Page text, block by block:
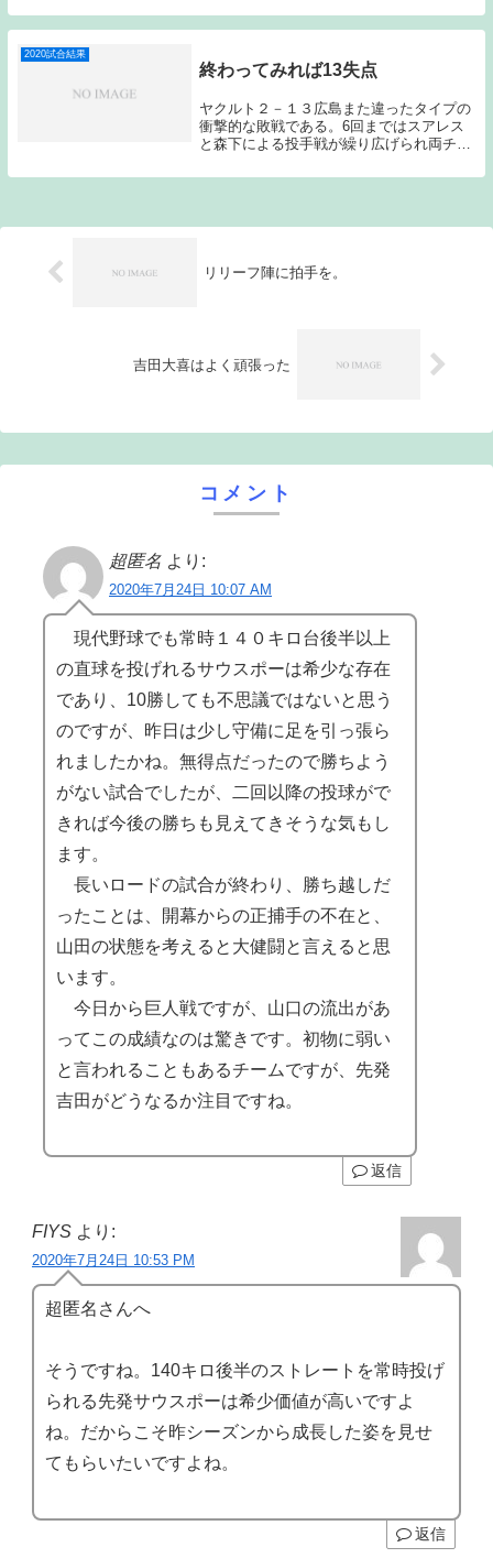
となった。先発が早い回で掴まり、試合を
作れず、負傷者が続出するヤクルト。リリ
2020試合結果
終わってみれば13失点
ヤクルト２－１３広島また違ったタイプの
衝撃的な敗戦である。6回まではスアレス
と森下による投手戦が繰り広げられ両チー
スアレスが長野に先制ホームランを浴びて
リリーフ陣に拍手を。
吉田大喜はよく頑張った
コメント
超匿名 より:
2020年7月24日 10:07 AM
現代野球でも常時１４０キロ台後半以上
の直球を投げれるサウスポーは希少な存在
であり、10勝しても不思議ではないと思う
のですが、昨日は少し守備に足を引っ張ら
れましたかね。無得点だったので勝ちよう
がない試合でしたが、二回以降の投球がで
きれば今後の勝ちも見えてきそうな気もし
ます。
長いロードの試合が終わり、勝ち越しだ
ったことは、開幕からの正捕手の不在と、
山田の状態を考えると大健闘と言えると思
います。
今日から巨人戦ですが、山口の流出があ
ってこの成績なのは驚きです。初物に弱い
と言われることもあるチームですが、先発
吉田がどうなるか注目ですね。
返信
FIYS より:
2020年7月24日 10:53 PM
超匿名さんへ
そうですね。140キロ後半のストレートを常時投げ
られる先発サウスポーは希少価値が高いですよ
ね。だからこそ昨シーズンから成長した姿を見せ
てもらいたいですよね。
返信